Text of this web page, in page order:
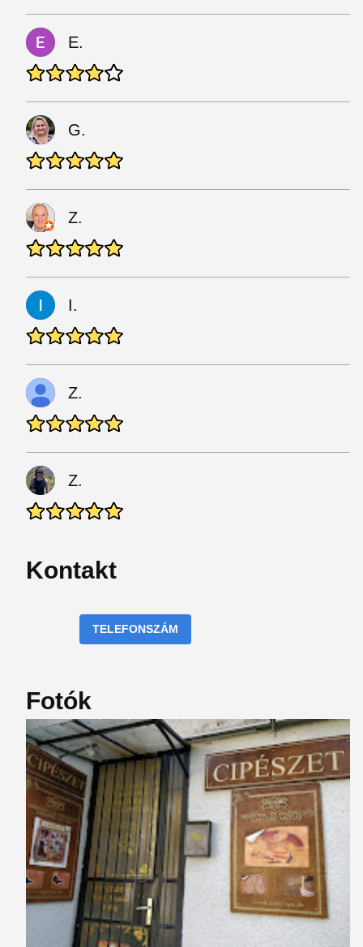
E.
G.
Z.
I.
Z.
Z.
Kontakt
TELEFONSZÁM
Fotók